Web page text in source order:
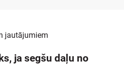
jautājumiem
ja segšu daļu no